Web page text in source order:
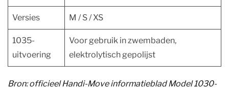
Versies M / S / XS
1035-
uitvoering
Voor gebruik in zwembaden,
elektrolytisch gepolijst
Bron: officieel Handi-Move informatieblad Model 1030-